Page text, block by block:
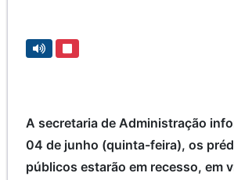
A secretaria de Administração
04 de junho (quinta-feira), os
públicos estarão em recesso, em